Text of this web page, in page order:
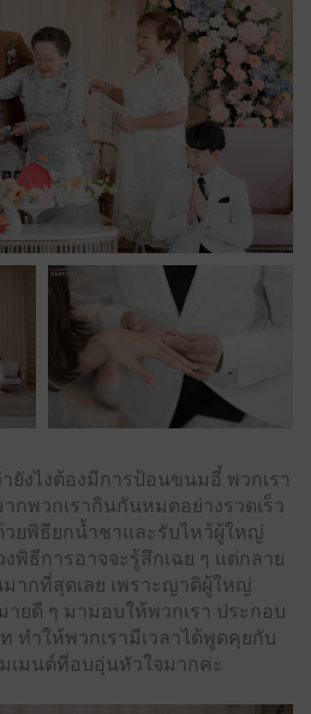
ไงต้องมีการป้อนขนมอี๋ พวกเรา
กพวกเรากินกันหมดอย่างรวดเร็ว
วยพิธียกน้ำชาและรับไหว้ผู้ใหญ่
พิธีการอาจจะรู้สึกเฉย ๆ แต่กลาย
ากที่สุดเลย เพราะญาติผู้ใหญ่
ยดี ๆ มามอบให้พวกเรา ประกอบ
ทำให้พวกเรามีเวลาได้พูดคุยกับ
เมนต์ที่อบอุ่นหัวใจมากค่ะ